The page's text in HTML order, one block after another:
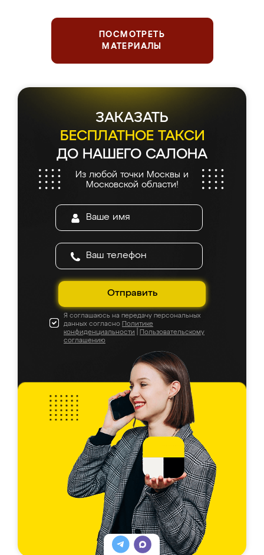
ПОСМОТРЕТЬ
МАТЕРИАЛЫ
ЗАКАЗАТЬ
БЕСПЛАТНОЕ ТАКСИ
ДО НАШЕГО САЛОНА
Из любой точки Москвы и
Московской области!
Отправить
Я соглашаюсь на передачу персональных
данных согласно Политике
конфиденциальности
Пользовательскому
соглашению